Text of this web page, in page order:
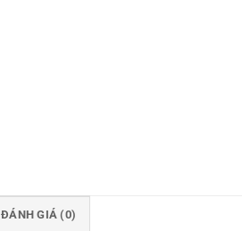
ĐÁNH GIÁ (0)